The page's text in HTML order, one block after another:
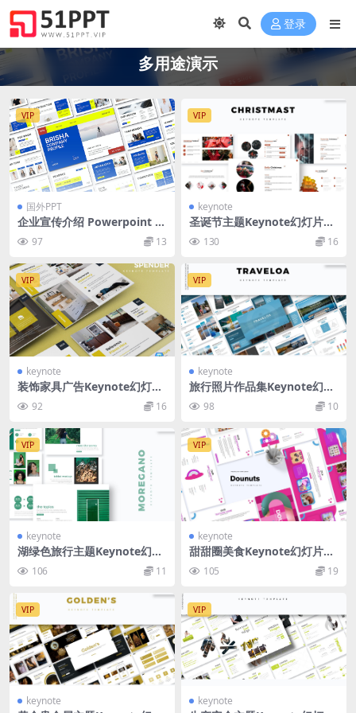
登录
多用途演示
VIP
国外PPT
企业宣传介绍 Powerpoint 演
示模板 Brisha Powerpoint P
resentation Template
97 13
VIP
keynote
圣诞节主题Keynote幻灯片设
计模板 Christmas – Keynote
Template
130 16
VIP
keynote
装饰家具广告Keynote幻灯片
模板素材 Spender – Keynot
e Template
92 16
VIP
keynote
旅行照片作品集Keynote幻灯
片演示模板 Traveloa – Keyn
ote Template
98 10
VIP
keynote
湖绿色旅行主题Keynote幻灯
片模板下载 Moregano – Key
note Template
106 11
VIP
keynote
甜甜圈美食Keynote幻灯片创
意模板 Dounuts | Keynote
Template
105 19
VIP
keynote
VIP
keynote